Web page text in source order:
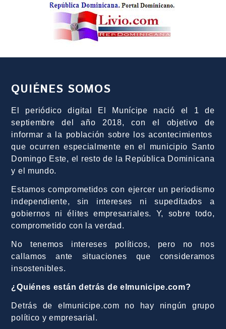
QUIÉNES SOMOS
El periódico digital El Munícipe nació el 1 de
septiembre del año 2018, con el objetivo de
informar a la población sobre los acontecimientos
que ocurren especialmente en el municipio Santo
Domingo Este, el resto de la República Dominicana
y el mundo.
Estamos comprometidos con ejercer un periodismo
independiente, sin intereses ni supeditados a
gobiernos ni élites empresariales. Y, sobre todo,
comprometido con la verdad.
No tenemos intereses políticos, pero no nos
callamos ante situaciones que consideramos
insostenibles.
¿Quiénes están detrás de elmunicipe.com?
Detrás de elmunicipe.com no hay ningún grupo
político y empresarial.